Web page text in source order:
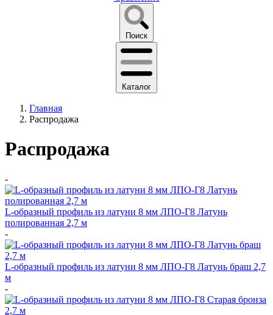
Поиск
Каталог
Главная
Распродажа
Распродажа
-
L-образный профиль из латуни 8 мм ЛПО-Г8 Латунь
полированная 2,7 м
-
L-образный профиль из латуни 8 мм ЛПО-Г8 Латунь браш 2,7
м
-